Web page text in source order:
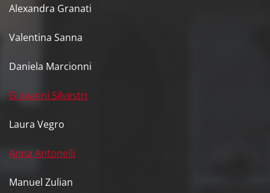
Alexandra Granati
Valentina Sanna
Daniela Marcionni
Giovanni Silvestri
Laura Vegro
Anna Antonelli
Manuel Zulian